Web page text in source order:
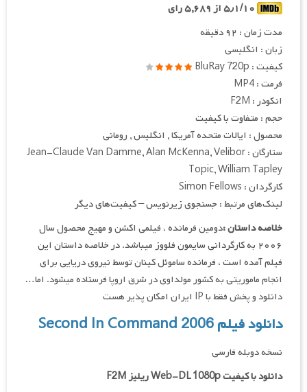
مدت زمان : ۹۲ دقیقه
زبان : انگلیسی
کیفیت : BluRay 720p
فرمت : MP4
انکودر : F2M
حجم : متفاوت با کیفیت
محصول : ایالات متحده آمریکا , انگلیس , رومانی
ستارگان : Jean-Claude Van Damme, Alan McKenna, Velibor
Topic, William Tapley
کارگردان : Simon Fellows
لینک‌های مرتبط : جستجوی زیرنویس – کیفیت‌های دیگر
خلاصه داستان :دومین فرمانده ، فیلمی اکشن و مهیج محصول سال
۲۰۰۶ به کارگردانی سایمون فلووز می‎باشد. در خلاصه داستان این
فیلم آمده است ، فرمانده ساموئل کینان توسط نیروی دریایی برای
انجام ماموریتی به کشور مولداوی در شرق اروپا فرستاده می‎شود. اما…
دانلود و پخش فقط با IP ایران امکان پذیر هست
دانلود فیلم Second In Command 2006
نسخه دوبله فارسی
دانلود با کیفیت Web-DL 1080p ریلیز F2M